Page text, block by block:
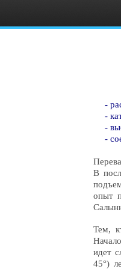
-
-
-
-
В
опыт
Тем,
идет
45°)